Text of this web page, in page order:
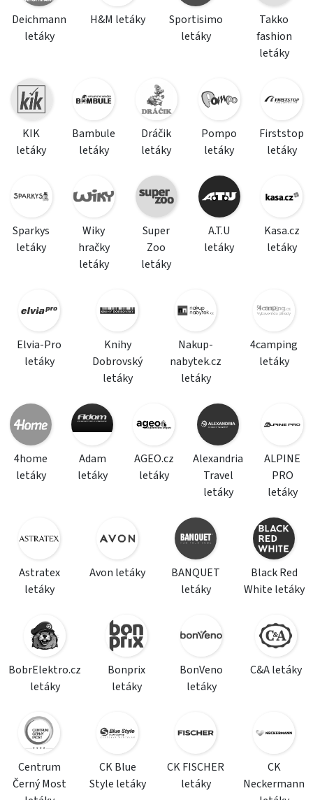
Deichmann
letáky
H&M letáky
Sportisimo
letáky
Takko
fashion
letáky
KIK
letáky
Bambule
letáky
Dráčik
letáky
Pompo
letáky
Firststop
letáky
Sparkys
letáky
Wiky
hračky
letáky
Super
Zoo
letáky
A.T.U
letáky
Kasa.cz
letáky
Elvia-Pro
letáky
Knihy
Dobrovský
letáky
Nakup-
nabytek.cz
letáky
4camping
letáky
4home
letáky
Adam
letáky
AGEO.cz
letáky
Alexandria
Travel
letáky
ALPINE
PRO
letáky
Astratex
letáky
Avon letáky
BANQUET
letáky
Black Red
White letáky
BobrElektro.cz
letáky
Bonprix
letáky
BonVeno
letáky
C&A letáky
Centrum
Černý Most
CK Blue
Style letáky
CK FISCHER
letáky
CK
Neckermann